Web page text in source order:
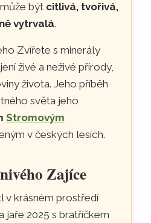
být citlivá, tvořivá,
vytrvalá.
Zvířete s minerály
živé a neživé přírody,
života. Jeho příběh
světa jeho
Stromovým
v českých lesích.
Zajíce
v krásném prostředí
jaře 2025 s bratříčkem